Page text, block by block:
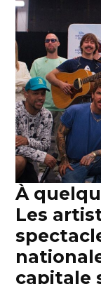
À
Les
capitale